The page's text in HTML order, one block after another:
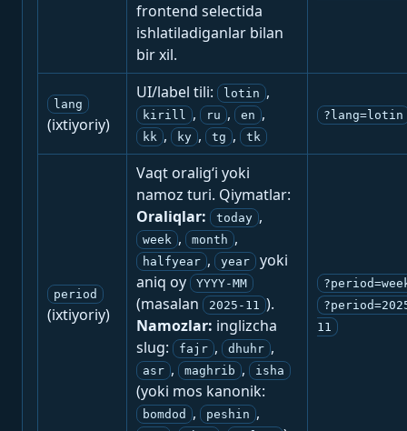
frontend selectida
ishlatiladiganlar bilan
bir xil.
lang
(ixtiyoriy)
UI/label tili: lotin ,
kirill , ru , en ,
kk , ky , tg , tk
?lang=lotin
period
(ixtiyoriy)
Vaqt oralig‘i yoki
namoz turi. Qiymatlar:
Oraliqlar:
today ,
week , month ,
halfyear , year
yoki
aniq oy
YYYY-MM
(masalan 2025-11 ).
Namozlar: inglizcha
slug:
fajr , dhuhr ,
asr , maghrib , isha
(yoki mos kanonik:
bomdod , peshin ,
11